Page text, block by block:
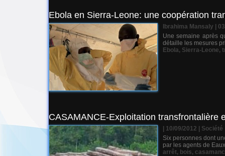
Ebola en Sierra-Leone: une coopération
Ibrahima Mansaly |
Une semaine après
détaille les mesures
Ebola, Sierra-Leone,
CASAMANCE-Exploitation transfrontalière
| 10/09/2012
Société
Six personnes dont
par les agents de
arrêt, bois,